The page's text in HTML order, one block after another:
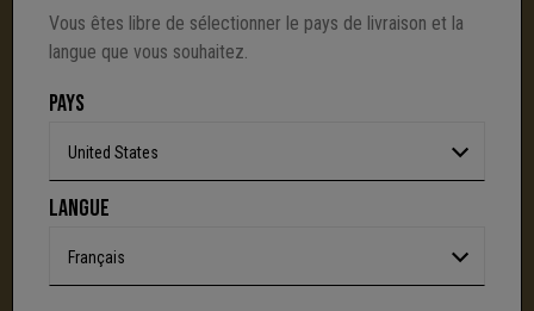
UNE NOUVELLE PAGE S'ÉCRIT AVEC IKKS
C'est la fin d'une aventure : le site I.Code ferme
définitivement.Mais l'audace, la créativité
Vous êtes libre de sélectionner le pays de livraison et la
langue que vous souhaitez.
PAYS
United States
LANGUE
Français